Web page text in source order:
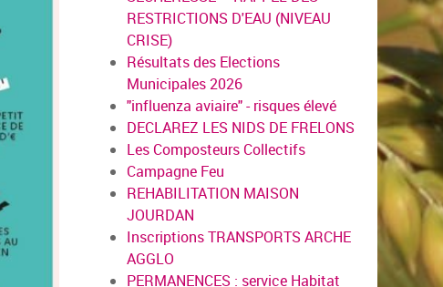
RESTRICTIONS D'EAU (NIVEAU
CRISE)
Résultats des Elections
Municipales 2026
"influenza aviaire" - risques élevé
DECLAREZ LES NIDS DE FRELONS
Les Composteurs Collectifs
Campagne Feu
REHABILITATION MAISON
JOURDAN
Inscriptions TRANSPORTS ARCHE
AGGLO
PERMANENCES : service Habitat